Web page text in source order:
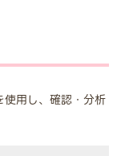
使用し、確認・分析